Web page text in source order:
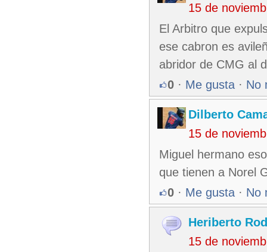
15 de
El Arbitro que
ese cabron es
abridor de CMG al
0 · Me gusta · No
Dilberto
15 de
Miguel hermano
que tienen a Norel
0 · Me gusta · No
Heriberto
15 de